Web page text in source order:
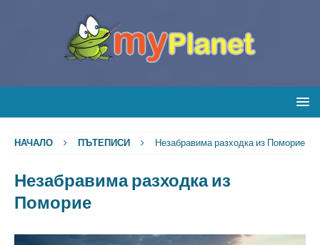
НАЧАЛО ПЪТЕПИСИ Незабравима разходка из Поморие
Незабравима разходка из
Поморие